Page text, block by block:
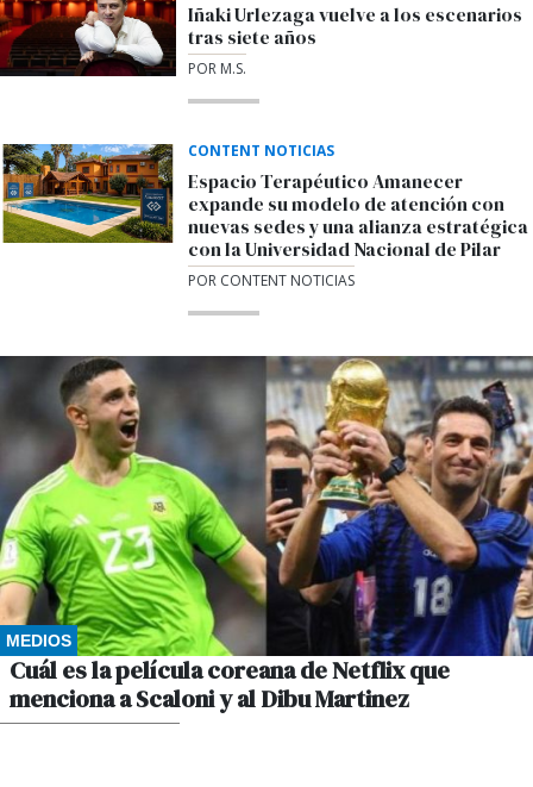
Iñaki Urlezaga vuelve a los escenarios
tras siete años
POR M.S.
CONTENT NOTICIAS
Espacio Terapéutico Amanecer
expande su modelo de atención con
nuevas sedes y una alianza estratégica
con la Universidad Nacional de Pilar
POR CONTENT NOTICIAS
MEDIOS
Cuál es la película coreana de Netflix que
menciona a Scaloni y al Dibu Martinez